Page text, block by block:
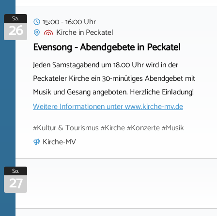
Sa.
26
15:00 - 16:00 Uhr
KircheinPeckatel
Evensong - Abendgebete in Peckatel
Jeden Samstagabend um 18.00 Uhr wird in der
Peckateler Kirche ein 30-minütiges Abendgebet mit
Musik und Gesang angeboten. Herzliche Einladung!
Weitere Informationen unterwww.kirche-mv.de
#Kultur & Tourismus #Kirche #Konzerte #Musik
Kirche-MV
So.
27